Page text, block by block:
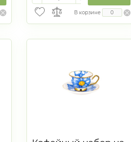
В корзине